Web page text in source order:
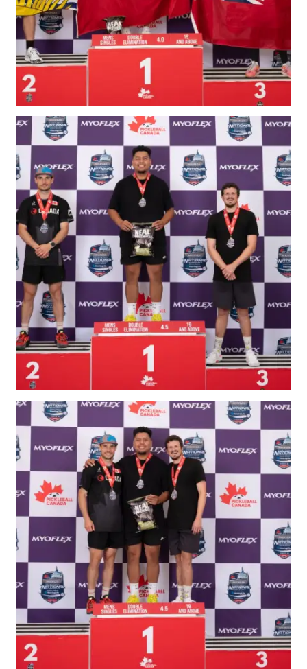
Règles de base
Pickleball récréatif
Para/Fauteuil Roulant
Pickleball
Développement à
long terme du joueur
Règles officielles de
pickleball
Endroits où jouer
Recherche de clubs
Programme de
formation des
entraîneurs
Championnat national
de Pickleball Canada
2025
Candidature à un
Calendrier des
événements
Guide du directeur de
tournoi
Raquettes et balles
homologuées
Pickleball Brackets –
Fournisseur de
solutions logicielles
Auto-évaluation des
niveaux de
compétence